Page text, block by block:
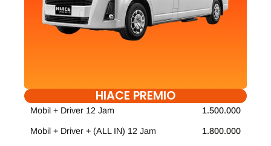
HIACE PREMIO
Mobil + Driver 12 Jam 1.500.000
Mobil + Driver + (ALL IN) 12 Jam 1.800.000